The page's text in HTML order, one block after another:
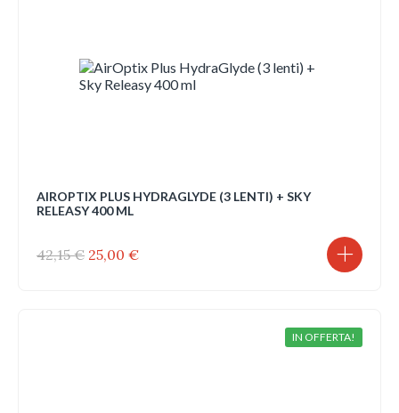
AIROPTIX PLUS HYDRAGLYDE (3 LENTI) + SKY
RELEASY 400 ML
42,15€ Il
25,00 €Il
IN OFFERTA!